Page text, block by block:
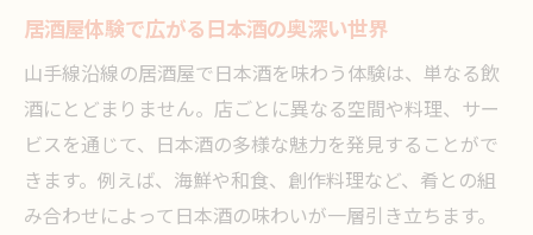
居酒屋体験で広がる日本酒の奥深い世界
山手線沿線の居酒屋で日本酒を味わう体験は、単なる飲
酒にとどまりません。店ごとに異なる空間や料理、サー
ビスを通じて、日本酒の多様な魅力を発見することがで
きます。例えば、海鮮や和食、創作料理など、肴との組
み合わせによって日本酒の味わいが一層引き立ちます。